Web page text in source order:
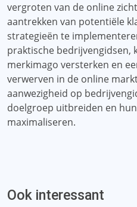
vergroten van de online
aantrekken van potentiële
strategieën te
praktische bedrijvengidsen,
merkimago versterken en
verwerven in de online
aanwezigheid op
doelgroep uitbreiden en
maximaliseren.
Ook interessant